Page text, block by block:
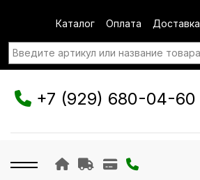
Каталог Оплата Доставка
+7 (929) 680-04-60